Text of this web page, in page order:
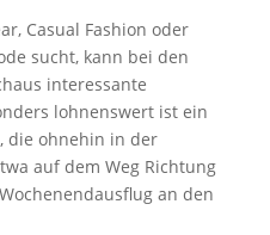
Casual Fashion oder
sucht, kann bei den
interessante
lohnenswert ist ein
die ohnehin in der
auf dem Weg Richtung
an den